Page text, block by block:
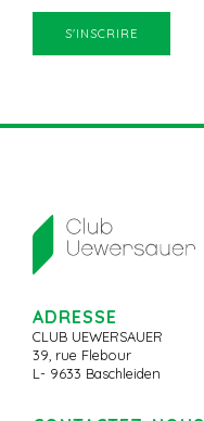
ADRESSE
CLUB UEWERSAUER
39, rue Flebour
L- 9633 Baschleiden